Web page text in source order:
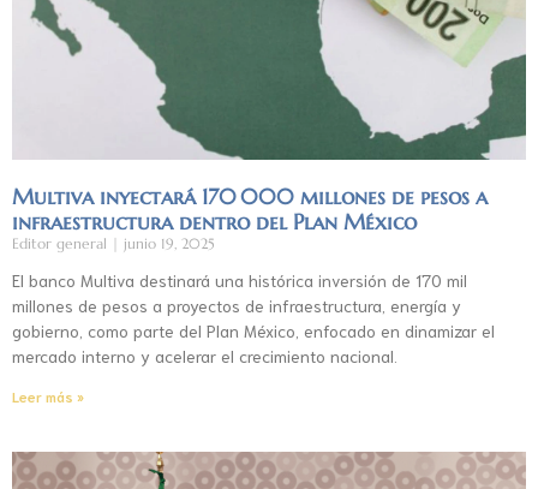
Multiva inyectará 170 000 millones de pesos a
infraestructura dentro del Plan México
Editor general junio 19, 2025
El banco Multiva destinará una histórica inversión de 170 mil
millones de pesos a proyectos de infraestructura, energía y
gobierno, como parte del Plan México, enfocado en dinamizar el
mercado interno y acelerar el crecimiento nacional.
Leer más »